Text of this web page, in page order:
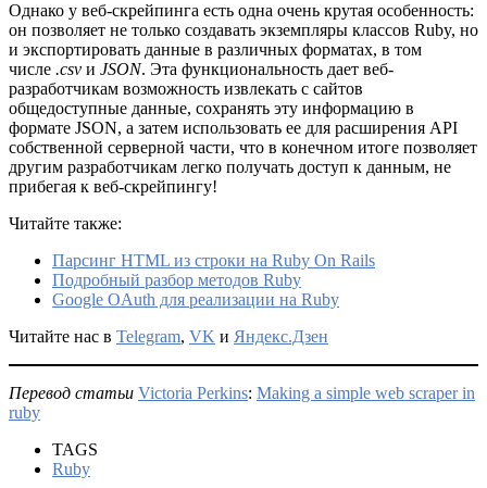
Однако у веб-скрейпинга есть одна очень крутая особенность:
он позволяет не только создавать экземпляры классов Ruby, но
и экспортировать данные в различных форматах, в том
числе .csv и JSON. Эта функциональность дает веб-
разработчикам возможность извлекать с сайтов
общедоступные данные, сохранять эту информацию в
формате JSON, а затем использовать ее для расширения API
собственной серверной части, что в конечном итоге позволяет
другим разработчикам легко получать доступ к данным, не
прибегая к веб-скрейпингу!
Читайте также:
Парсинг HTML из строки на Ruby On Rails
Подробный разбор методов Ruby
Google OAuth для реализации на Ruby
Читайте нас в Telegram, VK и Яндекс.Дзен
Перевод статьи Victoria Perkins: Making a simple web scraper in
ruby
TAGS
Ruby